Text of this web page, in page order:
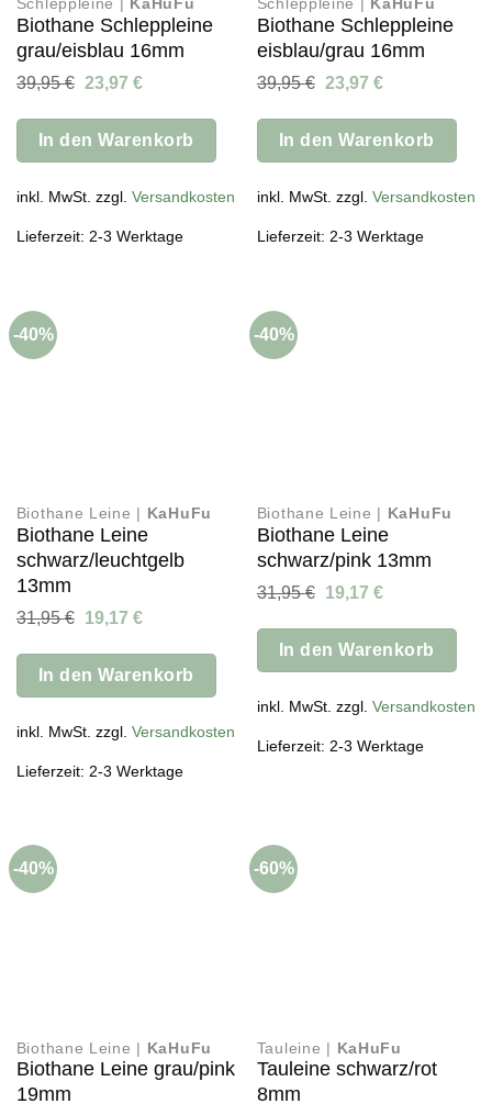
Schleppleine | KaHuFu
Biothane Schleppleine
grau/eisblau 16mm
39,95€
Ursprünglicher
war:
39,95 €
23,97 €Aktueller
ist:
23,97 €.
In den Warenkorb
inkl. MwSt. zzgl. Versandkosten
Lieferzeit: 2-3 Werktage
Schleppleine | KaHuFu
Biothane Schleppleine
eisblau/grau 16mm
39,95€
Ursprünglicher
war:
39,95 €
23,97 €Aktueller
ist:
23,97 €.
In den Warenkorb
inkl. MwSt. zzgl. Versandkosten
Lieferzeit: 2-3 Werktage
-40%
Biothane Leine | KaHuFu
Biothane Leine
schwarz/leuchtgelb
13mm
31,95€
Ursprünglicher
war:
31,95 €
19,17 €Aktueller
ist:
19,17 €.
In den Warenkorb
inkl. MwSt. zzgl. Versandkosten
Lieferzeit: 2-3 Werktage
-40%
Biothane Leine | KaHuFu
Biothane Leine
schwarz/pink 13mm
31,95€
Ursprünglicher
war:
31,95 €
19,17 €Aktueller
ist:
19,17 €.
In den Warenkorb
inkl. MwSt. zzgl. Versandkosten
Lieferzeit: 2-3 Werktage
-40%
Biothane Leine | KaHuFu
Biothane Leine grau/pink
19mm
-60%
Tauleine | KaHuFu
Tauleine schwarz/rot
8mm